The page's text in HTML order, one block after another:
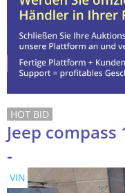
Jeep
-
VIN